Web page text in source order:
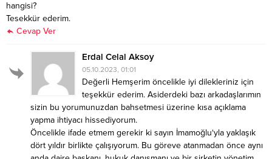
hangisi?
Tesekkür ederim.
Cevap Ver
Erdal Celal Aksoy
05.10.2023, 01:01
Değerli Hemşerim öncelikle iyi dilekleriniz için
teşekkür ederim. Asiderdeki bazı arkadaşlarımın
sizin bu yorumunuzdan bahsetmesi üzerine kısa açıklama
yapma ihtiyacı hissediyorum.
Öncelikle ifade etmem gerekir ki sayın İmamoğlu‘yla yaklaşık
dört yıldır birlikte çalışıyorum. Bu göreve atanmadan önce aynı